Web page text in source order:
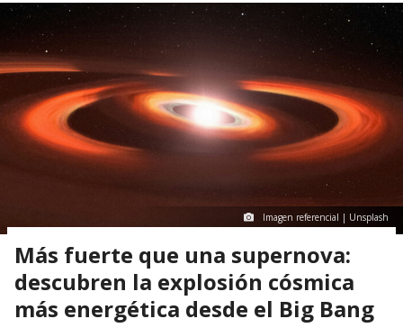
Imagen referencial | Unsplash
Más fuerte que una supernova:
descubren la explosión cósmica
más energética desde el Big Bang